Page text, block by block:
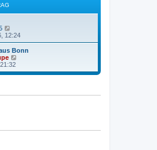
a
e
i
t
g
e
u
e
s
t
r
i
12:24
Bonn
u